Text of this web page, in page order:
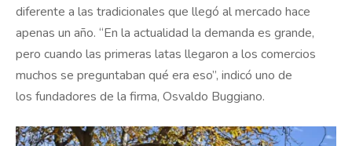
diferente a las tradicionales que llegó al mercado hace
apenas un año. “En la actualidad la demanda es grande,
pero cuando las primeras latas llegaron a los comercios
muchos se preguntaban qué era eso”, indicó uno de
los fundadores de la firma, Osvaldo Buggiano.